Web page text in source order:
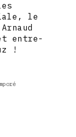
le
entre-
!